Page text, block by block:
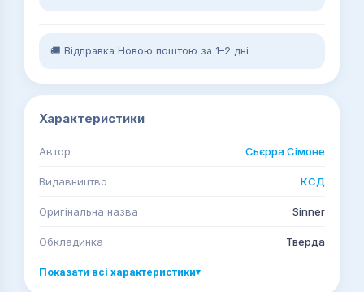
🚚 Відправка Новою поштою за 1–2 дні
Характеристики
Автор Сьєрра Сімоне
Видавництво КСД
Оригінальна назва Sinner
Обкладинка Тверда
Показати всі характеристики▾